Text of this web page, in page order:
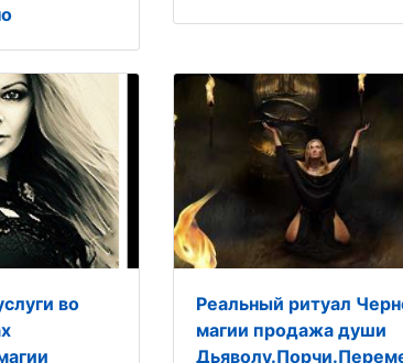
во
Реальный ритуал
магии продажа души